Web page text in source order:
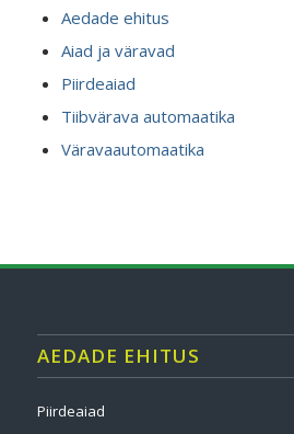
Aedade ehitus
Aiad ja väravad
Piirdeaiad
Tiibvärava automaatika
Väravaautomaatika
AEDADE EHITUS
Piirdeaiad